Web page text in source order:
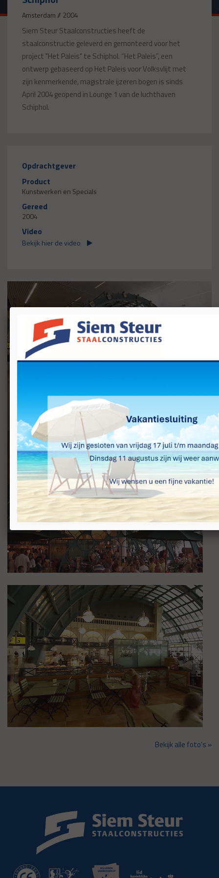
Amsterdam // 2004
Siem Steur Staalconstructies heeft de
staalconstructie geleverd en gemonteerd voor het
project "Het Paleis" te Schiphol. “Het Paleis”, een
ontwerp gebaseerd op Het Paleis voor Volksvlijt met
zijn kenmerkende, magistrale ijzeren bogen is sinds
April 2004 geopend in Lounge 1 van de luchthaven
Schiphol.
Opdrachtgever
Product
Kunstwerken en Specials
Gereed
2004
Video
Bekijk hier de video
Bekijk alle foto's »